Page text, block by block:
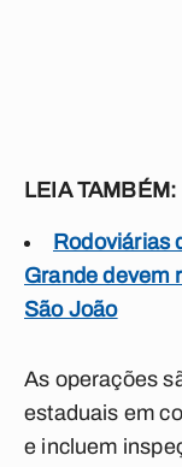
LEIA TAMBÉM:
Rodoviárias
Grande devem
São João
As operações
estaduais em
e incluem